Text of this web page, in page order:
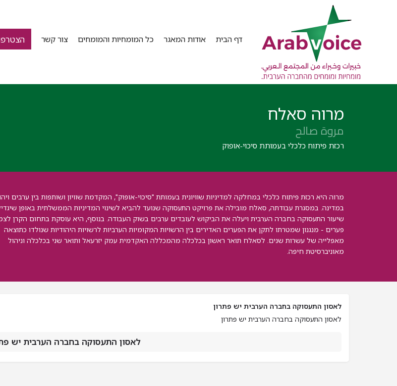
דף הבית אודות המאגר כל המומחיות והמומחים צור קשר
מרוה סאלח
مروة صالح
רכזת פיתוח כלכלי בעמותת סיכוי-אופוק
מרוה היא רכזת פיתוח כלכלי במחלקה למדיניות שוויונית בעמותת "סיכוי-אופוק", המקדמת שוויון ושותפות בין ערבים
במדינה. במסגרת עבודתה, סאלח מובילה את פרויקט התעסוקה שנועד להביא לשינוי המדיניות הממשלתית באופן
שיעור התעסוקה בחברה הערבית ויעלה את הביקוש לעובדים ערבים בשוק העבודה. בנוסף, היא עוסקת בתחום הקרן
פערים - מנגנון שמטרתו לתקן את הפערים האדירים בין הרשויות המקומיות הערביות לרשויות היהודיות שנולדו כתוצאה
מאפלייה של עשרות שנים. לסאלח תואר ראשון בכלכלה מהמכללה האקדמית עמק יזרעאל ותואר שני בכלכלה וניהול
מאוניברסיטת חיפה.
לאסון התעסוקה בחברה הערבית יש פתרון
לאסון התעסוקה בחברה הערבית יש פתרון
לאסון התעסוקה בחברה הערבית יש